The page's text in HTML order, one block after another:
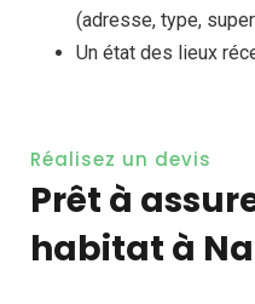
(adresse, type,
Un état des lieux
Réalisez un devis
Prêt à
habitat à